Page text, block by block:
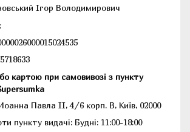
Ігор Володимирович
картою при самовивозі з пункту
Павла II, 4/6 корп. В, Київ, 02000
пункту видачі: Будні: 11:00-18:00